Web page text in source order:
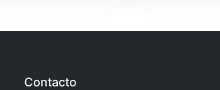
Contacto